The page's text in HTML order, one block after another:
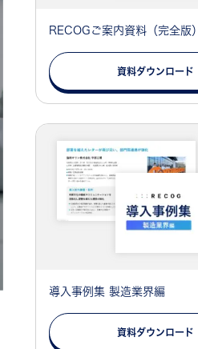
RECOGご案内資料（完全版）
資料ダウンロード
導入事例集 製造業界編
資料ダウンロード